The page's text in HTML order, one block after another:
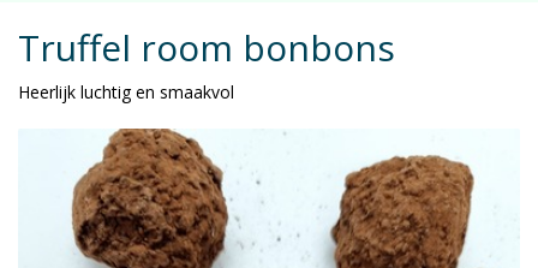
Truffel room bonbons
Heerlijk luchtig en smaakvol